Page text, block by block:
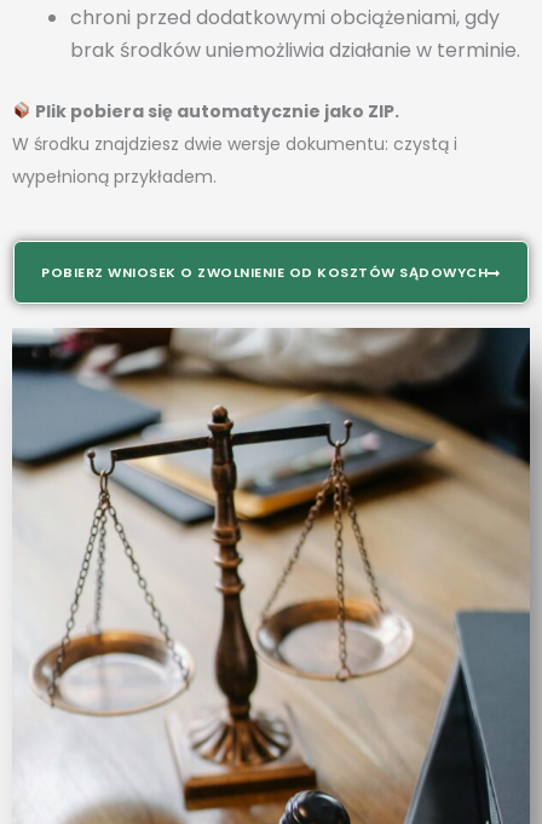
chroni przed dodatkowymi obciążeniami, gdy
brak środków uniemożliwia działanie w terminie.
Plik pobiera się automatycznie jako ZIP.
W środku znajdziesz dwie wersje dokumentu: czystą i
wypełnioną przykładem.
POBIERZ WNIOSEK O ZWOLNIENIE OD KOSZTÓW SĄDOWYCH